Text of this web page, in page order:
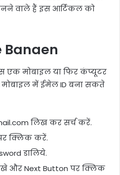
वाले हैं इस आर्टिकल को
Banaen
मोबाइल या फिर कंप्यूटर
मोबाइल में ईमेल ID बना सकते
लिख कर सर्च करें.
क्लिक करें.
डालिये.
और Next Button पर क्लिक